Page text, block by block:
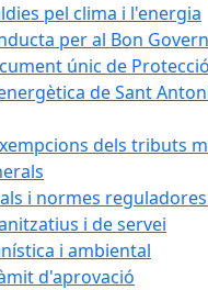
pel clima i l'energia
per al Bon Govern
únic de
de Sant
dels tributs
i normes
i de servei
i ambiental
d'aprovació